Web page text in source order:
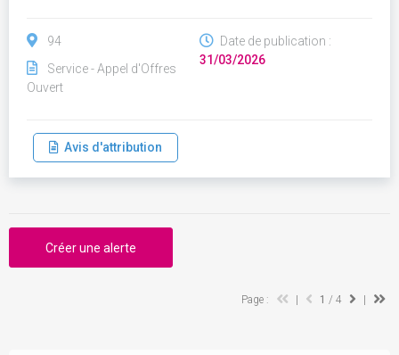
94
Service - Appel d'Offres
Ouvert
Date de publication :
31/03/2026
Avis d'attribution
Créer une alerte
Page : 1 / 4